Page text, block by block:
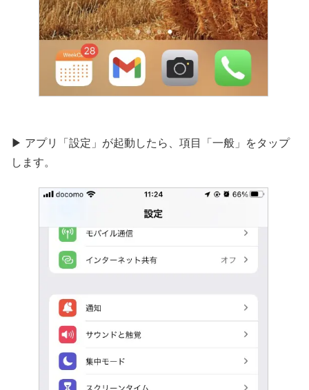
▶︎ アプリ「設定」が起動したら、項目「一般」をタップ
します。